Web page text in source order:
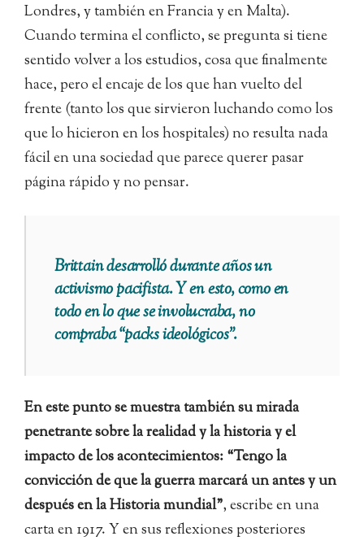
Londres, y también en Francia y en Malta).
Cuando termina el conflicto, se pregunta si tiene
sentido volver a los estudios, cosa que finalmente
hace, pero el encaje de los que han vuelto del
frente (tanto los que sirvieron luchando como los
que lo hicieron en los hospitales) no resulta nada
fácil en una sociedad que parece querer pasar
página rápido y no pensar.
Brittain desarrolló durante años un
activismo pacifista. Y en esto, como en
todo en lo que se involucraba, no
compraba “packs ideológicos”.
En este punto se muestra también su mirada
penetrante sobre la realidad y la historia y el
impacto de los acontecimientos: “Tengo la
convicción de que la guerra marcará un antes y un
después en la Historia mundial”, escribe en una
carta en 1917. Y en sus reflexiones posteriores